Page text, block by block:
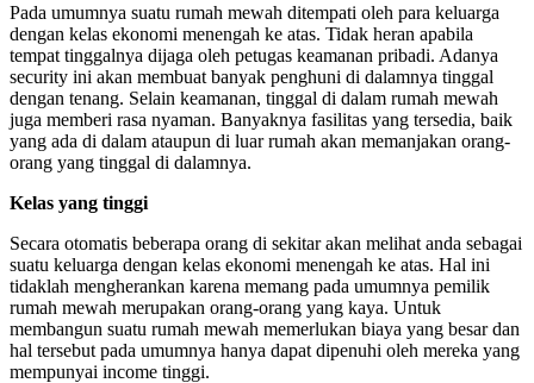
Pada umumnya suatu rumah mewah ditempati oleh para keluarga
dengan kelas ekonomi menengah ke atas. Tidak heran apabila
tempat tinggalnya dijaga oleh petugas keamanan pribadi. Adanya
security ini akan membuat banyak penghuni di dalamnya tinggal
dengan tenang. Selain keamanan, tinggal di dalam rumah mewah
juga memberi rasa nyaman. Banyaknya fasilitas yang tersedia, baik
yang ada di dalam ataupun di luar rumah akan memanjakan orang-
orang yang tinggal di dalamnya.
Kelas yang tinggi
Secara otomatis beberapa orang di sekitar akan melihat anda sebagai
suatu keluarga dengan kelas ekonomi menengah ke atas. Hal ini
tidaklah mengherankan karena memang pada umumnya pemilik
rumah mewah merupakan orang-orang yang kaya. Untuk
membangun suatu rumah mewah memerlukan biaya yang besar dan
hal tersebut pada umumnya hanya dapat dipenuhi oleh mereka yang
mempunyai income tinggi.